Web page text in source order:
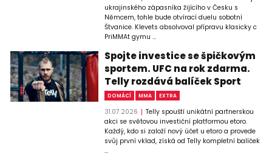
ukrajinského zápasníka žijícího v Česku s
Němcem, tohle bude otvírací duelu sobotní
Štvanice. Klevets absolvoval přípravu klasicky c
PriMMAt gymu ...
Spojte investice se špičkovým
sportem. UFC na rok zdarma.
Telly rozdává balíček Sport
DOMÁCÍ MMA EXTRA
31.07.2026
Telly spouští unikátní partnerskou
akci se světovou investiční platformou etoro.
Každý, kdo si založí nový účet u etoro a provede
svůj první vklad, získá od Telly kompletní balíček
...